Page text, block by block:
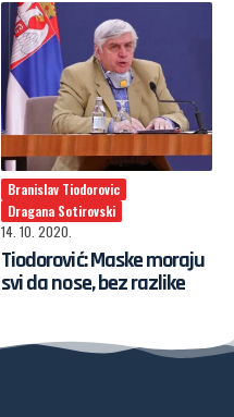
Branislav Tiodorovic
Dragana Sotirovski
14. 10. 2020.
Tiodorović: Maske moraju
svi da nose, bez razlike